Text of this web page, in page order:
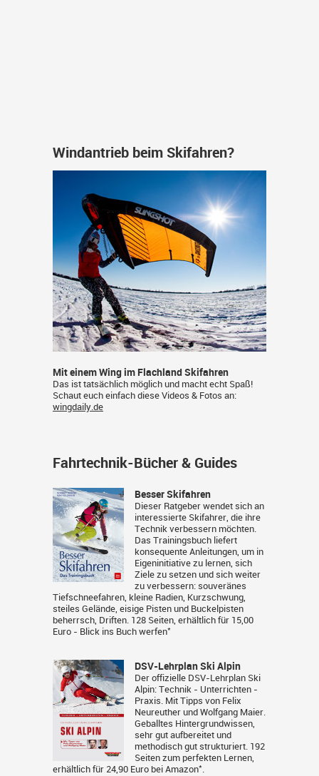
Windantrieb beim Skifahren?
Mit einem Wing im Flachland Skifahren
Das ist tatsächlich möglich und macht echt Spaß!
Schaut euch einfach diese Videos & Fotos an:
wingdaily.de
Fahrtechnik-Bücher & Guides
Besser Skifahren
Dieser Ratgeber wendet sich an
interessierte Skifahrer, die ihre
Technik verbessern möchten.
Das Trainingsbuch liefert
konsequente Anleitungen, um in
Eigeninitiative zu lernen, sich
Ziele zu setzen und sich weiter
zu verbessern: souveränes
Tiefschneefahren, kleine Radien, Kurzschwung,
steiles Gelände, eisige Pisten und Buckelpisten
beherrsch, Driften. 128 Seiten, erhältlich für 15,00
Euro - Blick ins Buch werfen*
DSV-Lehrplan Ski Alpin
Der offizielle DSV-Lehrplan Ski
Alpin: Technik - Unterrichten -
Praxis. Mit Tipps von Felix
Neureuther und Wolfgang Maier.
Geballtes Hintergrundwissen,
sehr gut aufbereitet und
methodisch gut strukturiert. 192
Seiten zum perfekten Lernen,
erhältlich für 24,90 Euro bei Amazon*.